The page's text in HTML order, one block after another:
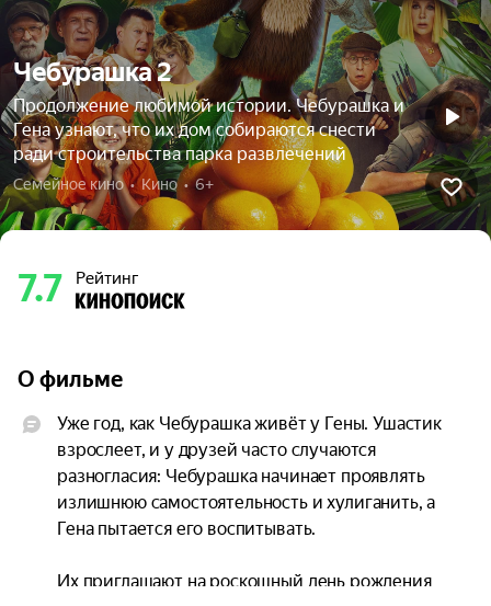
Чебурашка 2
Продолжение любимой истории. Чебурашка и
Гена узнают, что их дом собираются снести
ради строительства парка развлечений
Семейное кино  •  Кино  •  6+
7.7 Рейтинг
О фильме
Уже год, как Чебурашка живёт у Гены. Ушастик
взрослеет, и у друзей часто случаются
разногласия: Чебурашка начинает проявлять
излишнюю самостоятельность и хулиганить, а
Гена пытается его воспитывать.
Их приглашают на роскошный день рождения